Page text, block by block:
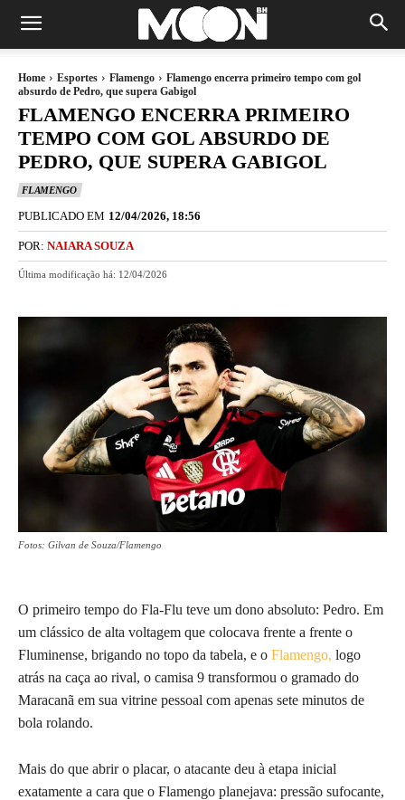
Home Esportes Flamengo
Flamengo encerra primeiro tempo com gol
absurdo de Pedro, que supera Gabigol
FLAMENGO ENCERRA PRIMEIRO
TEMPO COM GOL ABSURDO DE
PEDRO, QUE SUPERA GABIGOL
FLAMENGO
PUBLICADO EM 12/04/2026, 18:56
POR: NAIARA SOUZA
Última modificação há: 12/04/2026
Fotos: Gilvan de Souza/Flamengo
O primeiro tempo do Fla-Flu teve um dono absoluto: Pedro. Em
um clássico de alta voltagem que colocava frente a frente o
Fluminense, brigando no topo da tabela, e o Flamengo, logo
atrás na caça ao rival, o camisa 9 transformou o gramado do
Maracanã em sua vitrine pessoal com apenas sete minutos de
bola rolando.
Mais do que abrir o placar, o atacante deu à etapa inicial
exatamente a cara que o Flamengo planejava: pressão sufocante,